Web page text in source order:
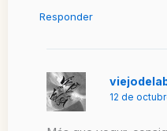
Responder
12 de